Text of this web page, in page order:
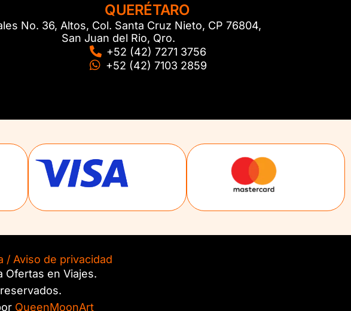
QUERÉTARO
No. 36, Altos, Col. Santa Cruz Nieto, CP 76804,
San Juan del Rio, Qro.
+52 (42) 7271 3756
+52 (42) 7103 2859
/ Aviso de privacidad
en Viajes.
QueenMoonArt